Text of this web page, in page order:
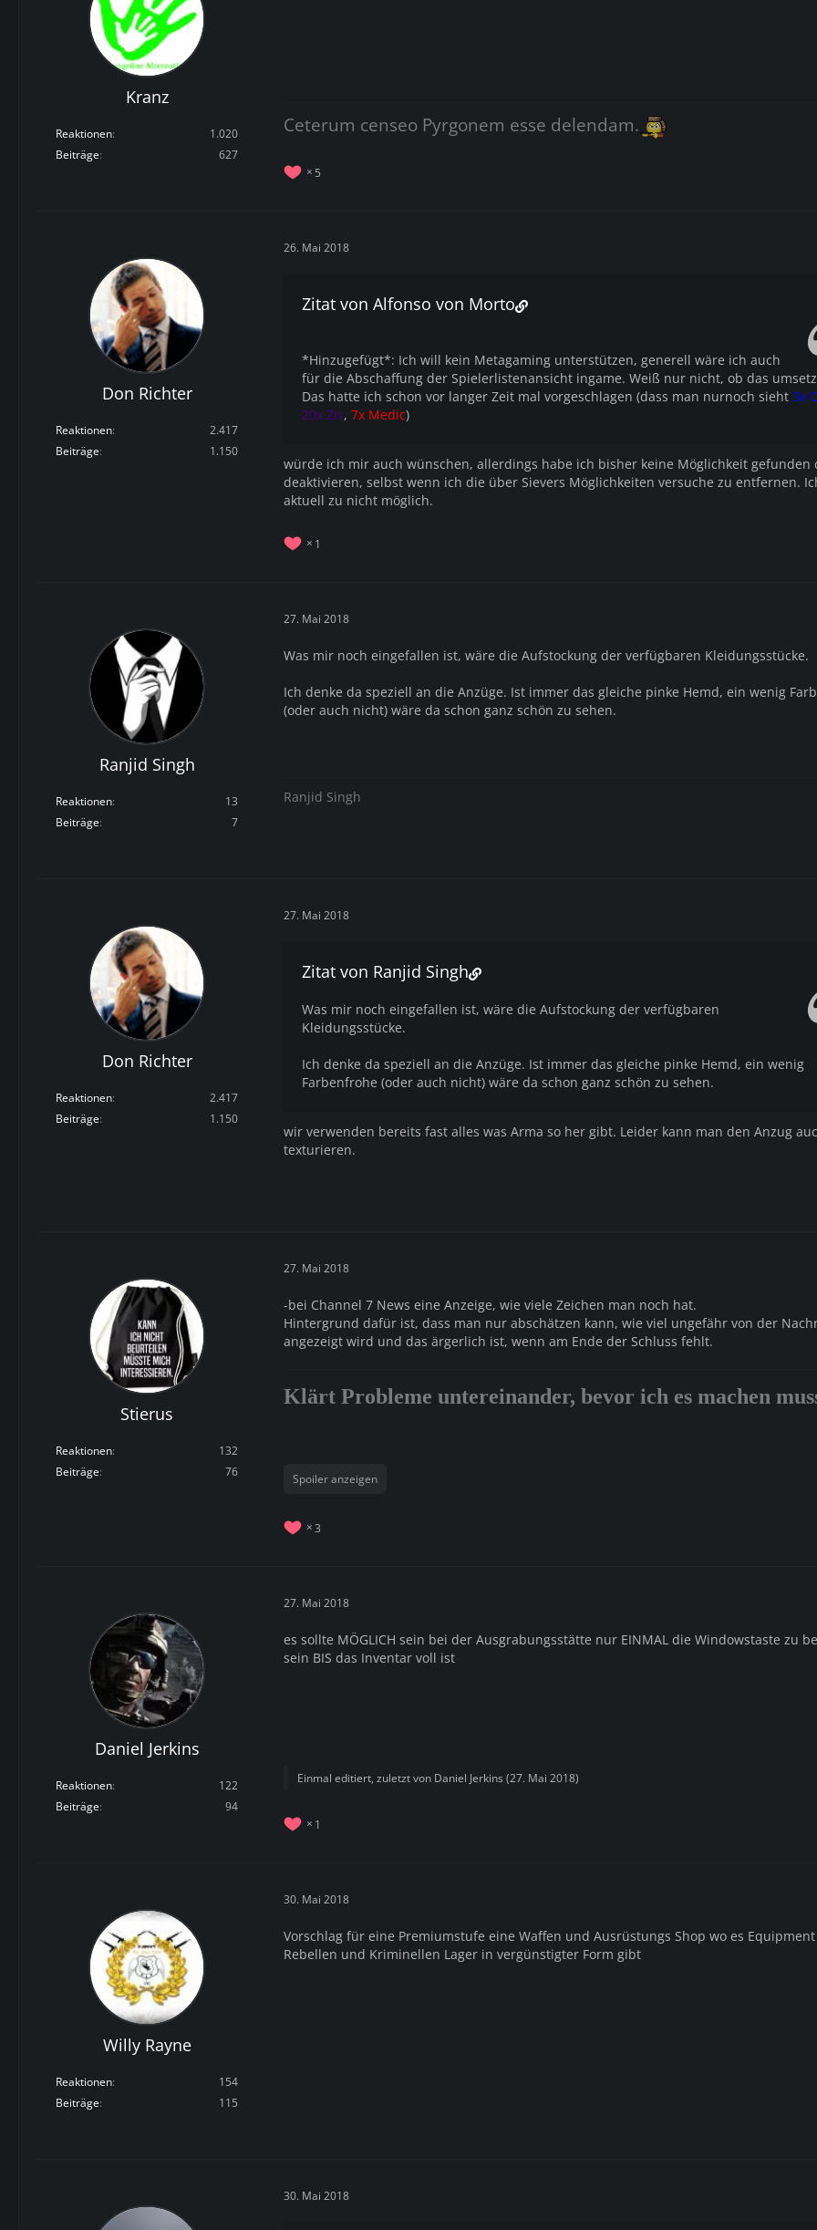
Kranz
Reaktionen
1.020
Beiträge
627
Ceterum censeo Pyrgonem esse delendam.
5
Don Richter
Reaktionen
2.417
Beiträge
1.150
26. Mai 2018
Zitat von Alfonso von Morto
*Hinzugefügt*: Ich will kein Metagaming unterstützen, generell wäre ich auch
für die Abschaffung der Spielerlistenansicht ingame. Weiß nur nicht, ob das
Das hatte ich schon vor langer Zeit mal vorgeschlagen (dass man nurnoch sieht 3x
20x Ziv, 7x Medic)
würde ich mir auch wünschen, allerdings habe ich bisher keine Möglichkeit gefunden
deaktivieren, selbst wenn ich die über Sievers Möglichkeiten versuche zu entfernen.
aktuell zu nicht möglich.
1
Ranjid Singh
Reaktionen
13
Beiträge
7
27. Mai 2018
Was mir noch eingefallen ist, wäre die Aufstockung der verfügbaren Kleidungsstücke.
Ich denke da speziell an die Anzüge. Ist immer das gleiche pinke Hemd, ein wenig
(oder auch nicht) wäre da schon ganz schön zu sehen.
Ranjid Singh
Don Richter
Reaktionen
2.417
Beiträge
1.150
27. Mai 2018
Zitat von Ranjid Singh
Was mir noch eingefallen ist, wäre die Aufstockung der verfügbaren
Kleidungsstücke.
Ich denke da speziell an die Anzüge. Ist immer das gleiche pinke Hemd, ein wenig
Farbenfrohe (oder auch nicht) wäre da schon ganz schön zu sehen.
wir verwenden bereits fast alles was Arma so her gibt. Leider kann man den Anzug
texturieren.
Stierus
Reaktionen
132
Beiträge
76
27. Mai 2018
-bei Channel 7 News eine Anzeige, wie viele Zeichen man noch hat.
Hintergrund dafür ist, dass man nur abschätzen kann, wie viel ungefähr von der
angezeigt wird und das ärgerlich ist, wenn am Ende der Schluss fehlt.
Klärt Probleme untereinander, bevor ich es machen
Spoiler anzeigen
3
Daniel Jerkins
Reaktionen
122
Beiträge
94
27. Mai 2018
es sollte MÖGLICH sein bei der Ausgrabungsstätte nur EINMAL die Windowstaste zu
sein BIS das Inventar voll ist
Einmal editiert, zuletzt von Daniel Jerkins (27. Mai 2018)
1
Willy Rayne
Reaktionen
154
Beiträge
115
30. Mai 2018
Vorschlag für eine Premiumstufe eine Waffen und Ausrüstungs Shop wo es
Rebellen und Kriminellen Lager in vergünstigter Form gibt
30. Mai 2018